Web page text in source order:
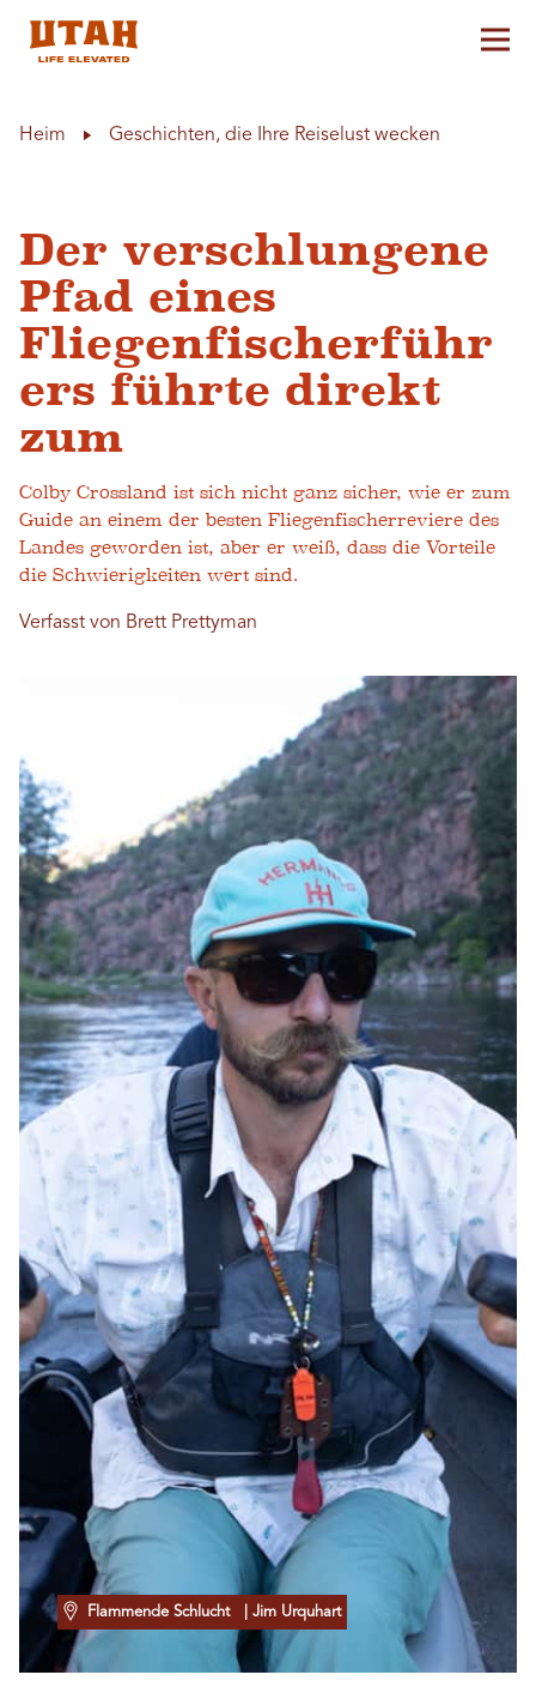
Heim Geschichten, die Ihre Reiselust wecken
Der verschlungene
Pfad eines
Fliegenfischerführ
ers führte direkt
zum
Colby Crossland ist sich nicht ganz sicher, wie er zum
Guide an einem der besten Fliegenfischerreviere des
Landes geworden ist, aber er weiß, dass die Vorteile
die Schwierigkeiten wert sind.
Verfasst von Brett Prettyman
Flammende Schlucht | Jim Urquhart